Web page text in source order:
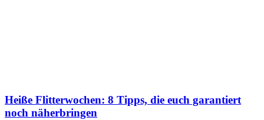
Heiße Flitterwochen: 8 Tipps, die euch garantiert
noch näherbringen